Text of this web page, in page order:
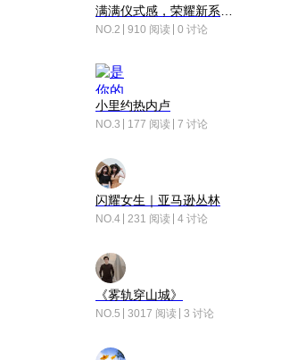
NO.2 910 阅读 0 讨论
小里约热内卢
NO.3 177 阅读 7 讨论
闪耀女生｜亚马逊丛林
NO.4 231 阅读 4 讨论
《雾轨穿山城》
NO.5 3017 阅读 3 讨论